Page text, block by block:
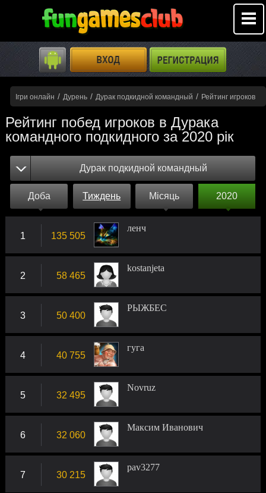
Ігри онлайн / Дурень / Дурак подкидной командный / Рейтинг игроков
Рейтинг побед игроков в Дурака
командного подкидного за 2020 рік
Дурак подкидной командный
Доба Тиждень Місяць 2020
1 135 505
ленч
2 58 465
kostanjeta
3 50 400
РЫЖБЕС
4 40 755
гуга
5 32 495
Novruz
6 32 060
Максим Иванович
7 30 215
pav3277